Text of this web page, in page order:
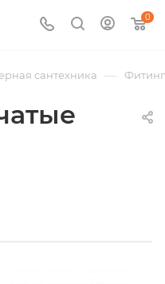
0
сантехника —